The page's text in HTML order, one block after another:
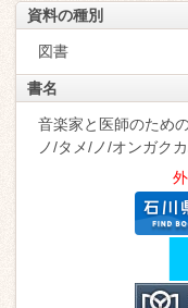
資料の種別
図書
書名
音楽家と医師のため
ノ/タメ/ノ/オンガク